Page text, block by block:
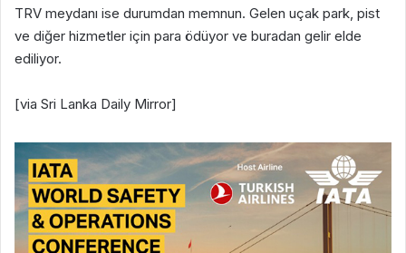
TRV meydanı ise durumdan memnun. Gelen uçak park, pist
ve diğer hizmetler için para ödüyor ve buradan gelir elde
ediliyor.
[via Sri Lanka Daily Mirror]